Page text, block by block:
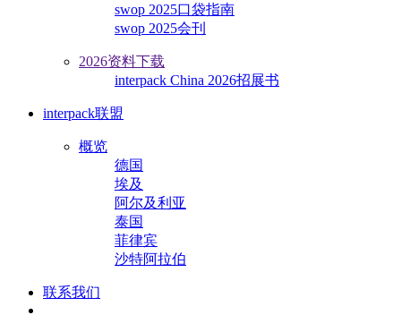
swop 2025口袋指南
swop 2025会刊
2026资料下载
interpack China 2026招展书
interpack联盟
概览
德国
埃及
阿尔及利亚
泰国
菲律宾
沙特阿拉伯
联系我们